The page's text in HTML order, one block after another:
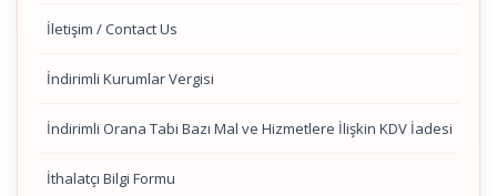
İletişim / Contact Us
İndirimli Kurumlar Vergisi
İndirimli Orana Tabi Bazı Mal ve Hizmetlere İlişkin KDV İadesi
İthalatçı Bilgi Formu